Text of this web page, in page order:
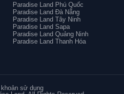
Paradise Land Phú Quốc
Paradise Land Đà Nẵng
Paradise Land Tây Ninh
Paradise Land Sapa
Paradise Land Quảng Ninh
Paradise Land Thanh Hóa
sử dụng